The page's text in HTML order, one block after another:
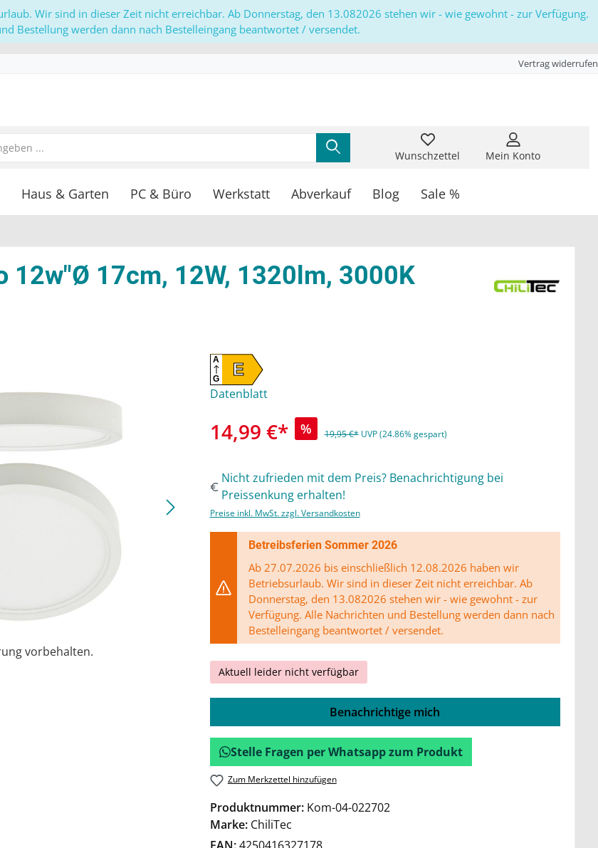
Wir sind in dieser Zeit nicht erreichbar. Ab Donnerstag, den 13.082026 stehen wir - wie gewohnt - zur Verfügung.
Bestellung werden dann nach Bestelleingang beantwortet / versendet.
Vertrag widerrufen
Wunschzettel Mein Konto
Haus & Garten PC & Büro Werkstatt Abverkauf Blog Sale %
12w"Ø 17cm, 12W, 1320lm, 3000K
vorbehalten.
E
A
G
Datenblatt
14,99 €* % 19,95 €* UVP (24.86% gespart)
Nicht zufrieden mit dem Preis? Benachrichtigung bei
Preissenkung erhalten!
Preise inkl. MwSt. zzgl. Versandkosten
Betreibsferien Sommer 2026
Ab 27.07.2026 bis einschließlich 12.08.2026 haben wir
Betriebsurlaub. Wir sind in dieser Zeit nicht erreichbar. Ab
Donnerstag, den 13.082026 stehen wir - wie gewohnt - zur
Verfügung. Alle Nachrichten und Bestellung werden dann nach
Bestelleingang beantwortet / versendet.
Aktuell leider nicht verfügbar
Benachrichtige mich
Stelle Fragen per Whatsapp zum Produkt
Zum Merkzettel hinzufügen
Produktnummer: Kom-04-022702
Marke: ChiliTec
EAN:4250416327178